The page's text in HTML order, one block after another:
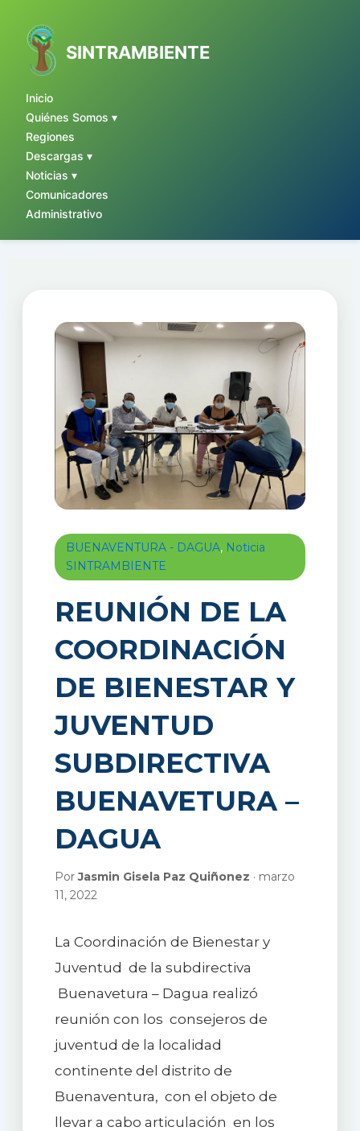
SINTRAMBIENTE
Inicio
Quiénes Somos ▾
Regiones
Descargas ▾
Noticias ▾
Comunicadores
Administrativo
contenido
BUENAVENTURA - DAGUA, Noticia
SINTRAMBIENTE
REUNIÓN DE LA
COORDINACIÓN
DE BIENESTAR Y
JUVENTUD
SUBDIRECTIVA
BUENAVETURA –
DAGUA
PorJasmin Gisela Paz Quiñonez · marzo
11, 2022
La Coordinación de Bienestar y
Juventud de la subdirectiva
Buenavetura – Dagua realizó
reunión con los consejeros de
juventud de la localidad
continente del distrito de
Buenaventura, con el objeto de
llevar a cabo articulación en los